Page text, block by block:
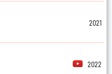
2021
2022